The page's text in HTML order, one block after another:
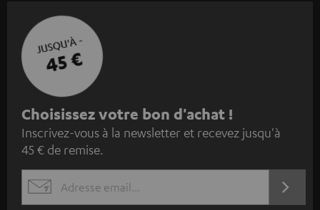
JUSQU'À -
45 €
I
n
s
c
r
Choisissez votre bon d'achat !
Inscrivez-vous à la newsletter et recevez jusqu'à
45 € de remise.
EMAIL